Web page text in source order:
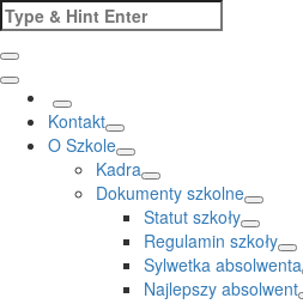
Skip
to
content
Search
for:
Kontakt
O Szkole
Kadra
Dokumenty szkolne
Statut szkoły
Regulamin szkoły
Sylwetka absolwenta
Najlepszy absolwent